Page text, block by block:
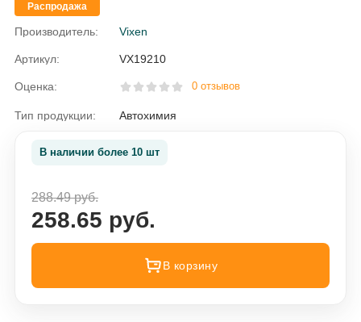
Распродажа
Производитель: Vixen
Артикул: VX19210
Оценка: 0 отзывов
Тип продукции: Автохимия
В наличии более 10 шт
288.49 руб.
258.65 руб.
В корзину